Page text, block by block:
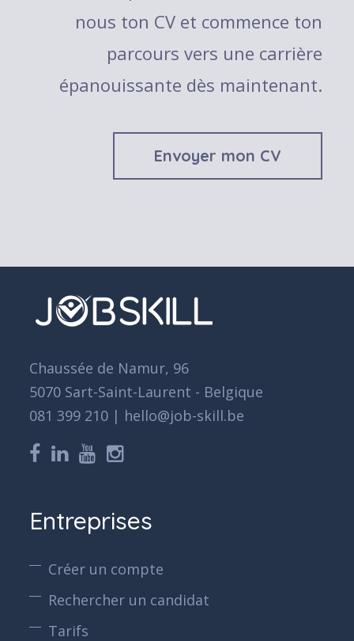
nous ton CV et commence ton
parcours vers une carrière
épanouissante dès maintenant.
Envoyer mon CV
Chaussée de Namur, 96
5070 Sart-Saint-Laurent - Belgique
081 399 210 | hello@job-skill.be
Entreprises
Créer un compte
Rechercher un candidat
Tarifs